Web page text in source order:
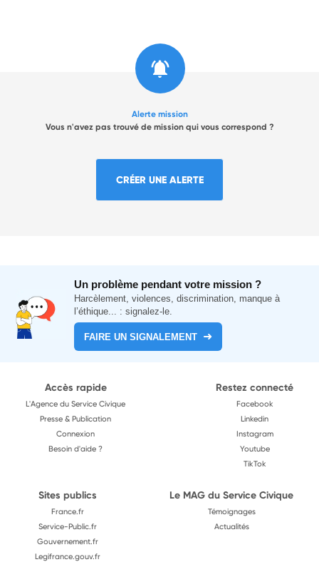
Alerte mission
Vous n'avez pas trouvé de mission qui vous correspond ?
CRÉER UNE ALERTE
Un problème pendant votre mission ?
Harcèlement, violences, discrimination, manque à
l’éthique... : signalez-le.
FAIRE UN SIGNALEMENT
Accès rapide
L'Agence du Service Civique
Presse & Publication
Connexion
Besoin d'aide ?
Restez connecté
Facebook
Linkedin
Instagram
Youtube
TikTok
Sites publics
France.fr
Service-Public.fr
Gouvernement.fr
Legifrance.gouv.fr
Le MAG du Service Civique
Témoignages
Actualités